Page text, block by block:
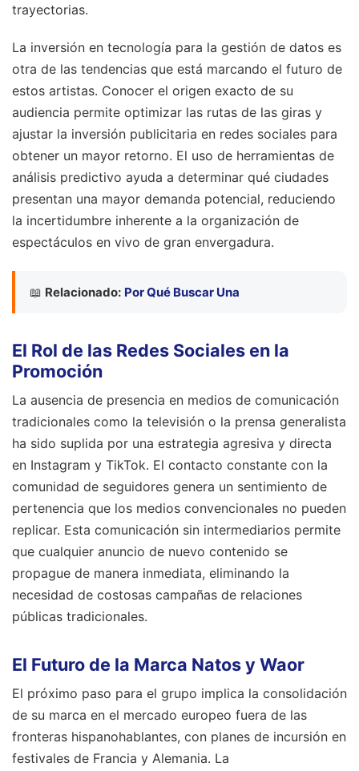
trayectorias.
La inversión en tecnología para la gestión de datos es
otra de las tendencias que está marcando el futuro de
estos artistas. Conocer el origen exacto de su
audiencia permite optimizar las rutas de las giras y
ajustar la inversión publicitaria en redes sociales para
obtener un mayor retorno. El uso de herramientas de
análisis predictivo ayuda a determinar qué ciudades
presentan una mayor demanda potencial, reduciendo
la incertidumbre inherente a la organización de
espectáculos en vivo de gran envergadura.
📖 Relacionado: Por Qué Buscar Una
El Rol de las Redes Sociales en la
Promoción
La ausencia de presencia en medios de comunicación
tradicionales como la televisión o la prensa generalista
ha sido suplida por una estrategia agresiva y directa
en Instagram y TikTok. El contacto constante con la
comunidad de seguidores genera un sentimiento de
pertenencia que los medios convencionales no pueden
replicar. Esta comunicación sin intermediarios permite
que cualquier anuncio de nuevo contenido se
propague de manera inmediata, eliminando la
necesidad de costosas campañas de relaciones
públicas tradicionales.
El Futuro de la Marca Natos y Waor
El próximo paso para el grupo implica la consolidación
de su marca en el mercado europeo fuera de las
fronteras hispanohablantes, con planes de incursión en
festivales de Francia y Alemania. La